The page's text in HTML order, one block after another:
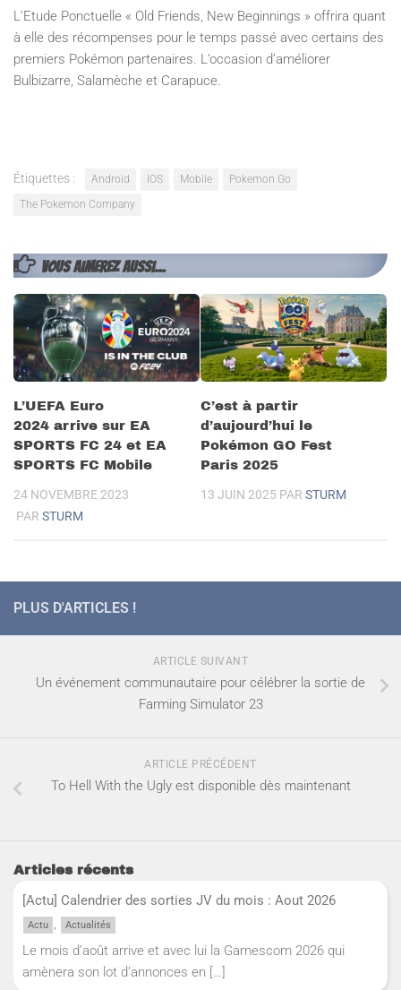
L’Etude Ponctuelle « Old Friends, New Beginnings » offrira quant
à elle des récompenses pour le temps passé avec certains des
premiers Pokémon partenaires. L’occasion d’améliorer
Bulbizarre, Salamèche et Carapuce.
Étiquettes : Android IOS Mobile
Pokemon Go
The Pokemon Company
VOUS AIMEREZ AUSSI...
L’UEFA Euro
2024 arrive sur EA
SPORTS FC 24 et EA
SPORTS FC Mobile
24 NOVEMBRE 2023
PAR STURM
C’est à partir
d’aujourd’hui le
Pokémon GO Fest
Paris 2025
13 JUIN 2025 PAR STURM
PLUS D'ARTICLES !
ARTICLE SUIVANT
Un événement communautaire pour célébrer la sortie de
Farming Simulator 23
ARTICLE PRÉCÉDENT
To Hell With the Ugly est disponible dès maintenant
Articles récents
[Actu] Calendrier des sorties JV du mois : Aout 2026
Actu , Actualités
Le mois d’août arrive et avec lui la Gamescom 2026 qui
amènera son lot d’annonces en […]